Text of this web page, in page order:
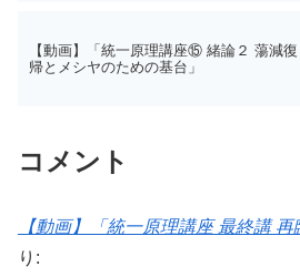
【動画】「統一原理講座⑮ 緒論２ 蕩減復
帰とメシヤのための基台」
コメント
【動画】「統一原理講座 最終講
り: